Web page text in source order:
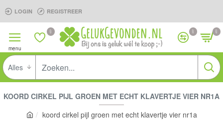
LOGIN REGISTREER
0 0 0
Alles
koord cirkel pijl groen met echt klavertje vier nr1a
KOORD CIRKEL PIJL GROEN MET ECHT KLAVERTJE VIER NR1A